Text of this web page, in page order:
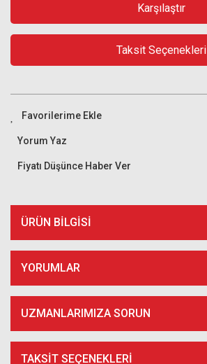
Karşılaştır
Taksit Seçenekleri
Yorum Yaz
Fiyatı Düşünce Haber Ver
ÜRÜN BILGISI
YORUMLAR
UZMANLARIMIZA SORUN
TAKSIT SEÇENEKLERI